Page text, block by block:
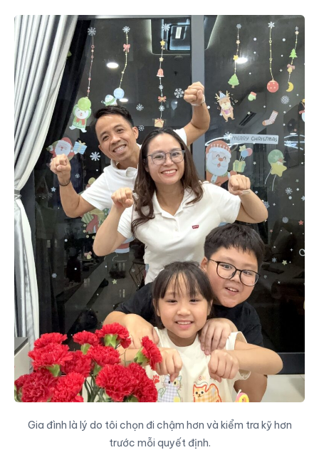
Gia đình là lý do tôi chọn đi chậm hơn và kiểm tra kỹ hơn
trước mỗi quyết định.